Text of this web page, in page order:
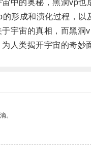
的奥秘，黑洞vp也
成和演化过程，以
宙的真相，而黑洞
类揭开宇宙的奇妙
。